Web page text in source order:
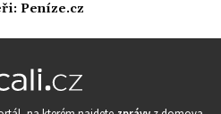
Peníze.cz